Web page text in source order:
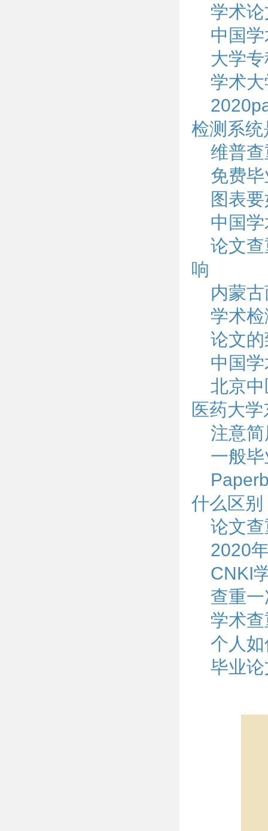
学术
中国
大学
学术
检测系
维普
免费
图表
中国
论文
响
内蒙
学术
论文
中国
北京
医药大
注意
一般
什么区别
论文
2020
CNKI
查重
学术
个人
毕业